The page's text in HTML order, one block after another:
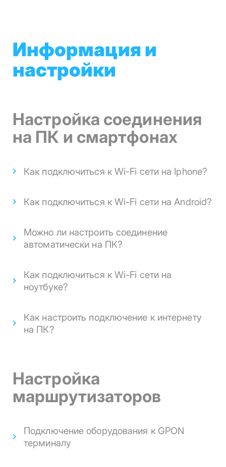
Информация и
настройки
Настройка соединения
на ПК и смартфонах
Как подключиться к Wi-Fi сети на Iphone?
Как подключиться к Wi-Fi сети на Android?
Можно ли настроить соединение
автоматически на ПК?
Как подключиться к Wi-Fi сети на
ноутбуке?
Как настроить подключение к интернету
на ПК?
Настройка
маршрутизаторов
Подключение оборудования к GPON
терминалу